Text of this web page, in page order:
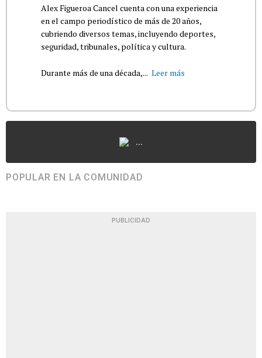
Alex Figueroa Cancel cuenta con una experiencia
en el campo periodístico de más de 20 años,
cubriendo diversos temas, incluyendo deportes,
seguridad, tribunales, política y cultura.
Durante más de una década,... Leer más
...
POPULAR EN LA COMUNIDAD
PUBLICIDAD